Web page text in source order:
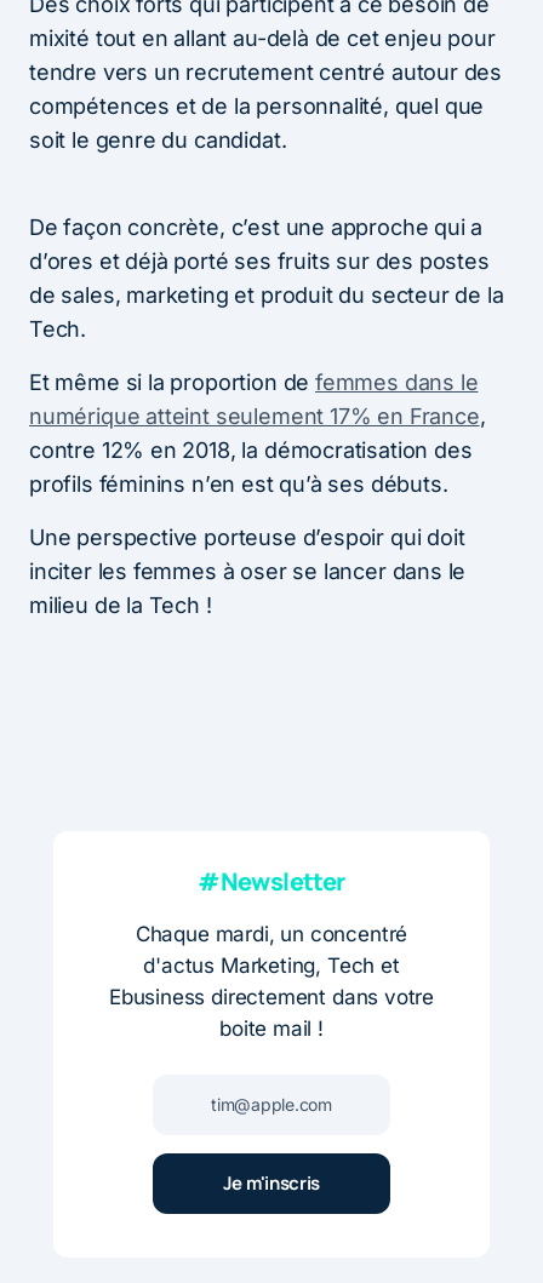
mixité tout en allant au-delà de cet enjeu pour
tendre vers un recrutement centré autour des
compétences et de la personnalité, quel que
soit le genre du candidat.
De façon concrète, c’est une approche qui a
d’ores et déjà porté ses fruits sur des postes
de sales, marketing et produit du secteur de la
Tech.
Et même si la proportion de femmes dans le
numérique atteint seulement 17% en France,
contre 12% en 2018, la démocratisation des
profils féminins n’en est qu’à ses débuts.
Une perspective porteuse d’espoir qui doit
inciter les femmes à oser se lancer dans le
milieu de la Tech !
#Newsletter
Chaque mardi, un concentré
d'actus Marketing, Tech et
Ebusiness directement dans votre
boite mail !